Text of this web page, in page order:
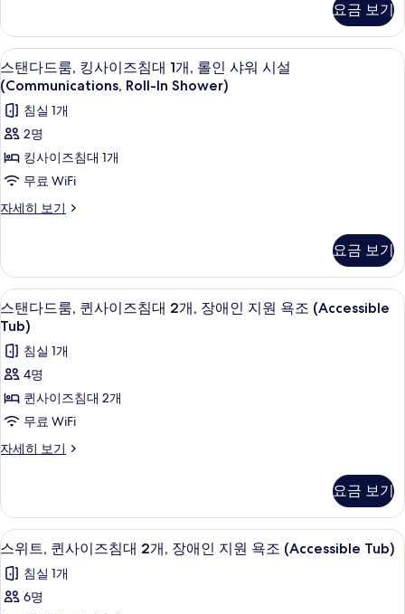
사
진
모
두
보
기
Accessible)
자
세
히
보
기
1
개,
장
애
인
지
원,
금
연
사
진
모
두
보
기
사
이
즈
침
대
개,
애
인
원,
Accessible)
자
세
히
보
기
요금 보기
스
탠
다
드
룸,
킹
사
침
대
1
개,
롤
인
샤
워
시
(Communications,
Roll-
In
Shower)
사
진
저자극성 침구, 오리/거위털 이불, 책
4
스탠다드룸, 킹사이즈침대 1개, 롤인 샤워 시설
(Communications, Roll-In Shower)
침실 1개
2명
킹사이즈침대 1개
무료 WiFi
자세히 보기
스
룸,
킹
사
이
침
대
개,
롤
샤
(Communications,
Roll-
In
Shower)
자
세
요금 보기
스
탠
다
드
룸,
퀸
사
침
대
2
개,
장
저자극성 침구, 오리/거위털 이불, 책
4
스탠다드룸, 퀸사이즈침대 2개, 장애인 지원 욕조 (Accessible
Tub)
침실 1개
4명
퀸사이즈침대 2개
무료 WiFi
자세히 보기
스
룸,
퀸
사
즈
침
요금 보기
스
위
트,
저자극성 침구, 오리/거위털 이불, 책
4
스위트, 퀸사이즈침대 2개, 장애인 지원 욕조 (Accessible Tub)
침실 1개
6명